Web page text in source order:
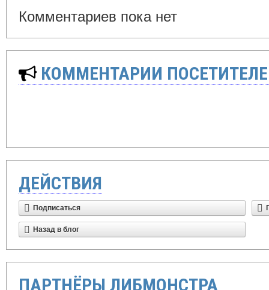
Комментариев пока нет
КОММЕНТАРИИ
ДЕЙСТВИЯ
Подписаться
Назад в блог
ПАРТНЁРЫ ЛИБМОНСТРА